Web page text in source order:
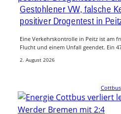
Gestohlener VW, falsche
positiver Drogentest in
Eine Verkehrskontrolle in Peitz ist am
Flucht und einem Unfall geendet. Ein
2. August 2026
Cottbus